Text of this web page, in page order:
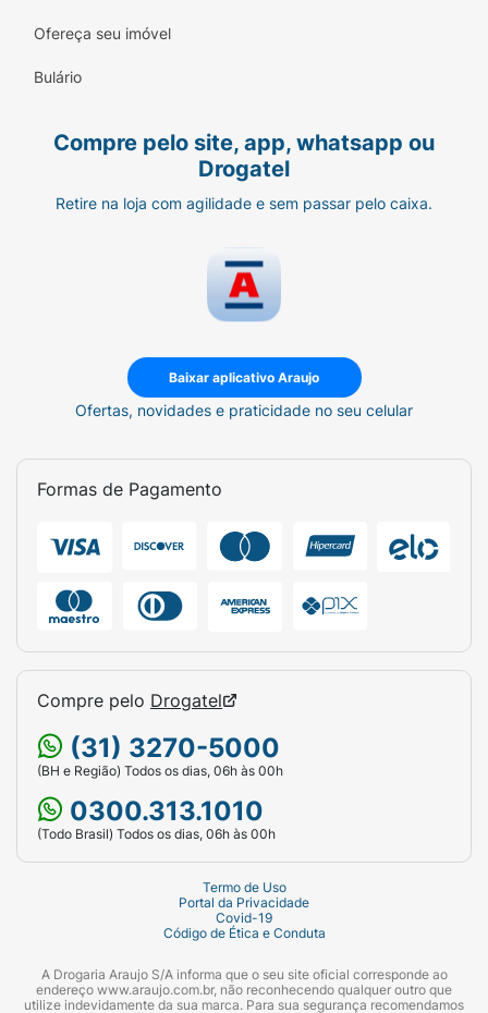
Ofereça seu imóvel
Bulário
Compre pelo site, app, whatsapp ou
Drogatel
Retire na loja com agilidade e sem passar pelo caixa.
Baixar aplicativo Araujo
Ofertas, novidades e praticidade no seu celular
Formas de Pagamento
Compre pelo Drogatel
(31) 3270-5000
(BH e Região) Todos os dias, 06h às 00h
0300.313.1010
(Todo Brasil) Todos os dias, 06h às 00h
Termo de Uso
Portal da Privacidade
Covid-19
Código de Ética e Conduta
A Drogaria Araujo S/A informa que o seu site oficial corresponde ao
endereço www.araujo.com.br, não reconhecendo qualquer outro que
utilize indevidamente da sua marca. Para sua segurança recomendamos